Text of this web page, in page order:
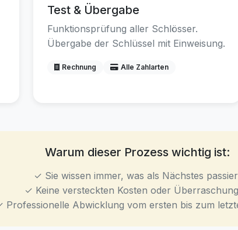
Test & Übergabe
Funktionsprüfung aller Schlösser.
Übergabe der Schlüssel mit Einweisung.
Rechnung Alle Zahlarten
Warum dieser Prozess wichtig ist:
✓ Sie wissen immer, was als Nächstes
✓ Keine versteckten Kosten oder
Professionelle Abwicklung vom ersten bis zum